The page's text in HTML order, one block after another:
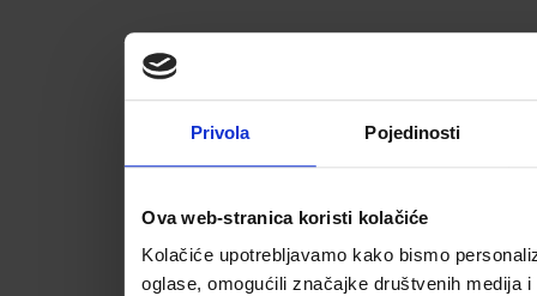
Privola Pojedinosti
Ova web-stranica koristi kolačiće
Kolačiće upotrebljavamo kako bismo
oglase, omogućili značajke društvenih medija i